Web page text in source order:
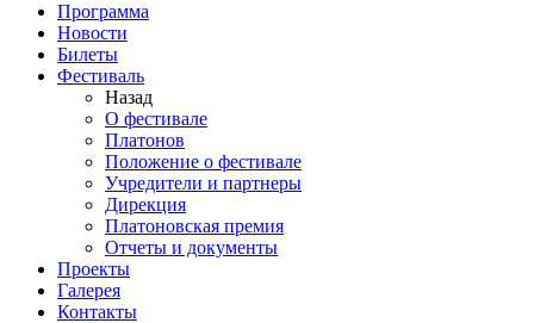
Программа
Новости
Билеты
Фестиваль
Назад
О фестивале
Платонов
Положение о фестивале
Учредители и партнеры
Дирекция
Платоновская премия
Отчеты и документы
Проекты
Галерея
Контакты